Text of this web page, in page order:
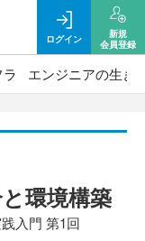
ログイン
新規
会員登録
エンジニアの生き
環境構築
入門 第1回